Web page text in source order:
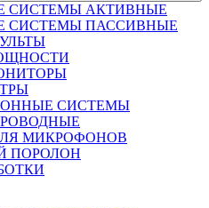
СИСТЕМЫ АКТИВНЫЕ
СИСТЕМЫ ПАССИВНЫЕ
СИСТЕМЫ
МИКРОФОНОВ
ПОРОЛОН